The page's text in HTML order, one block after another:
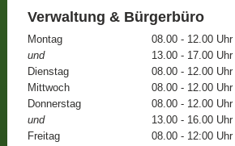
Verwaltung & Bürgerbüro
Montag
08.00 - 12.00 Uhr
und
13.00 - 17.00 Uhr
Dienstag
08.00 - 12.00 Uhr
Mittwoch
08.00 - 12.00 Uhr
Donnerstag
08.00 - 12.00 Uhr
und
13.00 - 16.00 Uhr
Freitag
08.00 - 12:00 Uhr